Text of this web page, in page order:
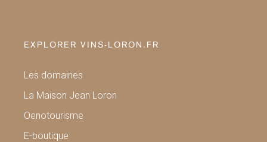
EXPLORER VINS-LORON.FR
Les domaines
La Maison Jean Loron
Oenotourisme
E-boutique